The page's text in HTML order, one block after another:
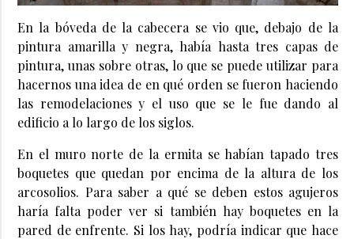
En la bóveda de la cabecera se vio que, debajo de la
pintura amarilla y negra, había hasta tres capas de
pintura, unas sobre otras, lo que se puede utilizar para
hacernos una idea de en qué orden se fueron haciendo
las remodelaciones y el uso que se le fue dando al
edificio a lo largo de los siglos.
En el muro norte de la ermita se habían tapado tres
boquetes que quedan por encima de la altura de los
arcosolios. Para saber a qué se deben estos agujeros
haría falta poder ver si también hay boquetes en la
pared de enfrente. Si los hay, podría indicar que hace